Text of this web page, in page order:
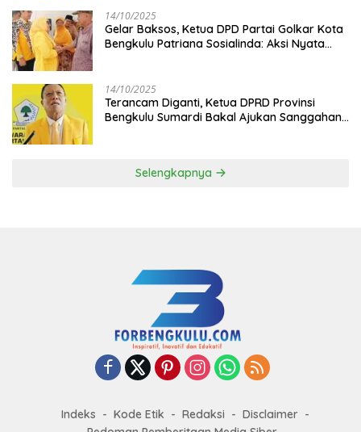
14/10/2025
‎Gelar Baksos, Ketua DPD Partai Golkar Kota
Bengkulu Patriana Sosialinda: Aksi Nyata
14/10/2025
Terancam Diganti, Ketua DPRD Provinsi
Bengkulu Sumardi Bakal Ajukan Sanggahan
Selengkapnya
Indeks Kode Etik Redaksi
Disclaimer